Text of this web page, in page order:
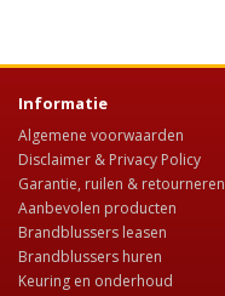
Informatie
Algemene voorwaarden
Disclaimer & Privacy Policy
Garantie, ruilen & retourneren
Aanbevolen producten
Brandblussers leasen
Brandblussers huren
Keuring en onderhoud